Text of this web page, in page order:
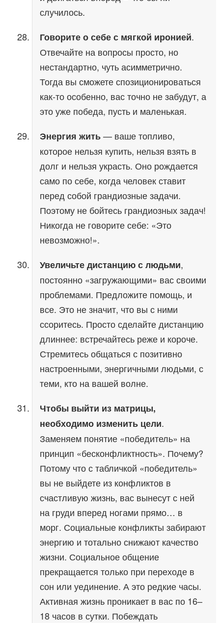
случилось.
Говорите о себе с мягкой иронией.
Отвечайте на вопросы просто, но
нестандартно, чуть асимметрично.
Тогда вы сможете спозиционироваться
как-то особенно, вас точно не забудут, а
это уже победа, пусть и маленькая.
Энергия жить— ваше топливо,
которое нельзя купить, нельзя взять в
долг и нельзя украсть. Оно рождается
само по себе, когда человек ставит
перед собой грандиозные задачи.
Поэтому не бойтесь грандиозных задач!
Никогда не говорите себе: «Это
невозможно!».
Увеличьте дистанцию с людьми,
постоянно «загружающими» вас своими
проблемами. Предложите помощь, и
все. Это не значит, что вы с ними
ссоритесь. Просто сделайте дистанцию
длиннее: встречайтесь реже и короче.
Стремитесь общаться с позитивно
настроенными, энергичными людьми, с
теми, кто на вашей волне.
Чтобы выйти из матрицы,
необходимо изменить цели.
Заменяем понятие «победитель» на
принцип «бесконфликтность». Почему?
Потому что с табличкой «победитель»
вы не выйдете из конфликтов в
счастливую жизнь, вас вынесут с ней
на груди вперед ногами прямо… в
морг. Социальные конфликты забирают
энергию и тотально снижают качество
жизни. Социальное общение
прекращается только при переходе в
сон или уединение. А это редкие часы.
Активная жизнь проникает в вас по 16–
18 часов в сутки. Побеждать